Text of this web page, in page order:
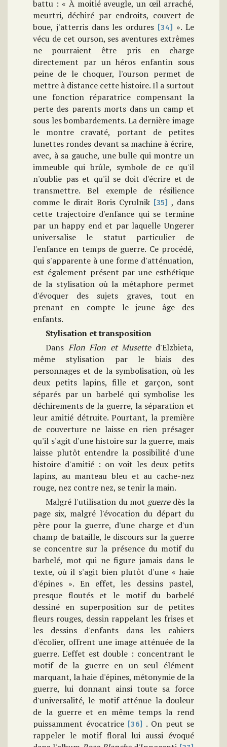
battu : « À moitié aveugle, un œil arraché,
meurtri, déchiré par endroits, couvert de
boue, j'atterris dans les ordures [34]
». Le
vécu de cet ourson, ses aventures extrêmes
ne pourraient être pris en charge
directement par un héros enfantin sous
peine de le choquer, l'ourson permet de
mettre à distance cette histoire. Il a surtout
une fonction réparatrice compensant la
perte des parents morts dans un camp et
sous les bombardements. La dernière image
le montre cravaté, portant de petites
lunettes rondes devant sa machine à écrire,
avec, à sa gauche, une bulle qui montre un
immeuble qui brûle, symbole de ce qu'il
n'oublie pas et qu'il se doit d'écrire et de
transmettre. Bel exemple de résilience
comme le dirait Boris Cyrulnik [35] , dans
cette trajectoire d'enfance qui se termine
par un happy end et par laquelle Ungerer
universalise le statut particulier de
l'enfance en temps de guerre. Ce procédé,
qui s'apparente à une forme d'atténuation,
est également présent par une esthétique
de la stylisation où la métaphore permet
d'évoquer des sujets graves, tout en
prenant en compte le jeune âge des
enfants.
Stylisation et transposition
Dans Flon Flon et Musetted'Elzbieta,
même stylisation par le biais des
personnages et de la symbolisation, où les
deux petits lapins, fille et garçon, sont
séparés par un barbelé qui symbolise les
déchirements de la guerre, la séparation et
leur amitié détruite. Pourtant, la première
de couverture ne laisse en rien présager
qu'il s'agit d'une histoire sur la guerre, mais
laisse plutôt entendre la possibilité d'une
histoire d'amitié : on voit les deux petits
lapins, au manteau bleu et au cache-nez
rouge, nez contre nez, se tenir la main.
Malgré l'utilisation du mot guerredès la
page six, malgré l'évocation du départ du
père pour la guerre, d'une charge et d'un
champ de bataille, le discours sur la guerre
se concentre sur la présence du motif du
barbelé, mot qui ne figure jamais dans le
texte, où il s'agit bien plutôt d'une « haie
d'épines ». En effet, les dessins pastel,
presque floutés et le motif du barbelé
dessiné en superposition sur de petites
fleurs rouges, dessin rappelant les frises et
les dessins d'enfants dans les cahiers
d'écolier, offrent une image atténuée de la
guerre. L'effet est double : concentrant le
motif de la guerre en un seul élément
marquant, la haie d'épines, métonymie de la
guerre, lui donnant ainsi toute sa force
d'universalité, le motif atténue la douleur
de la guerre et en même temps la rend
puissamment évocatrice [36]
. On peut se
rappeler le motif floral lui aussi évoqué